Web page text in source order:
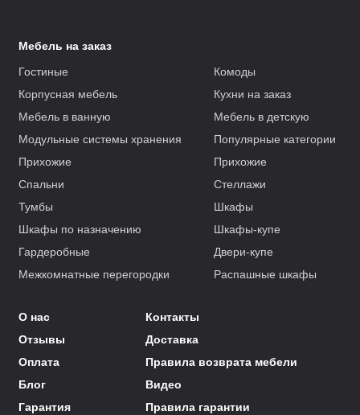
Мебель на заказ
Гостиные
Комоды
Корпусная мебель
Кухни на заказ
Мебель в ванную
Мебель в детскую
Модульные системы хранения
Популярные категории
Прихожие
Прихожие
Спальни
Стеллажи
Тумбы
Шкафы
Шкафы по назначению
Шкафы-купе
Гардеробные
Двери-купе
Межкомнатные перегородки
Распашные шкафы
О нас
Контакты
Отзывы
Доставка
Оплата
Правила возврата мебели
Блог
Видео
Гарантия
Правила гарантии